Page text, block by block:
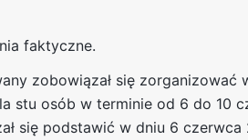
faktyczne.
zobowiązał się zorganizować
stu osób w terminie od 6 do 10
się podstawić w dniu 6 czerwca